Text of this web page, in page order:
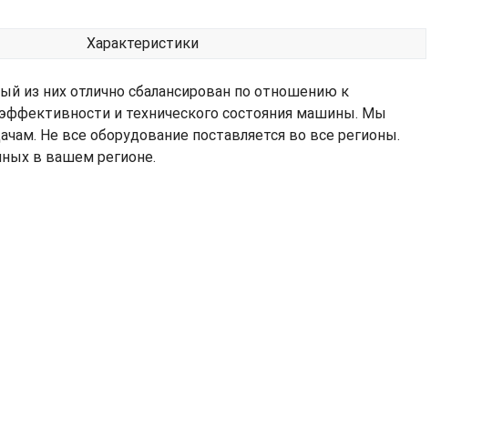
Характеристики
них отлично сбалансирован по отношению к
и технического состояния машины. Мы
Не все оборудование поставляется во все регионы.
в вашем регионе.